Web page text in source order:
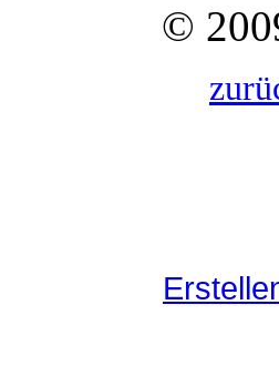
©